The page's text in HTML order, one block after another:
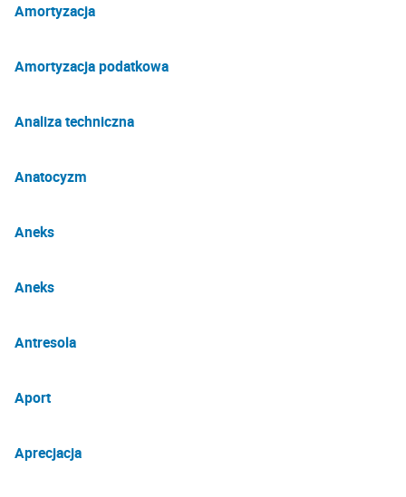
Amortyzacja
Amortyzacja podatkowa
Analiza techniczna
Anatocyzm
Aneks
Aneks
Antresola
Aport
Aprecjacja